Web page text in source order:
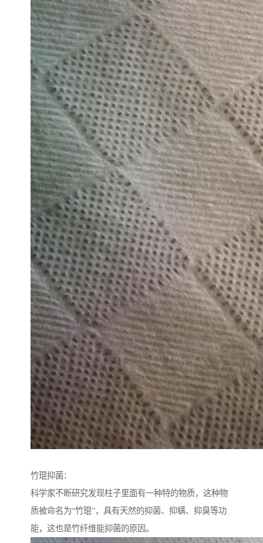
竹琨抑菌：
科学家不断研究发现柱子里面有一种特的物质，这种物
质被命名为“竹琨”，具有天然的抑菌、抑螨、抑臭等功
能，这也是竹纤维能抑菌的原因。